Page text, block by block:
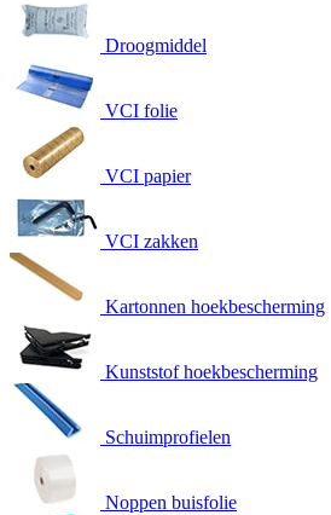
Droogmiddel
VCI folie
VCI papier
VCI zakken
Kartonnen hoekbescherming
Kunststof hoekbescherming
Schuimprofielen
Noppen buisfolie